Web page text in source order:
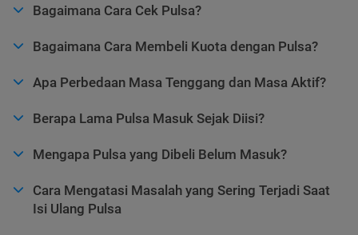
Bagaimana Cara Cek Pulsa?
Bagaimana Cara Membeli Kuota dengan Pulsa?
Apa Perbedaan Masa Tenggang dan Masa Aktif?
Berapa Lama Pulsa Masuk Sejak Diisi?
Mengapa Pulsa yang Dibeli Belum Masuk?
Cara Mengatasi Masalah yang Sering Terjadi Saat
Isi Ulang Pulsa